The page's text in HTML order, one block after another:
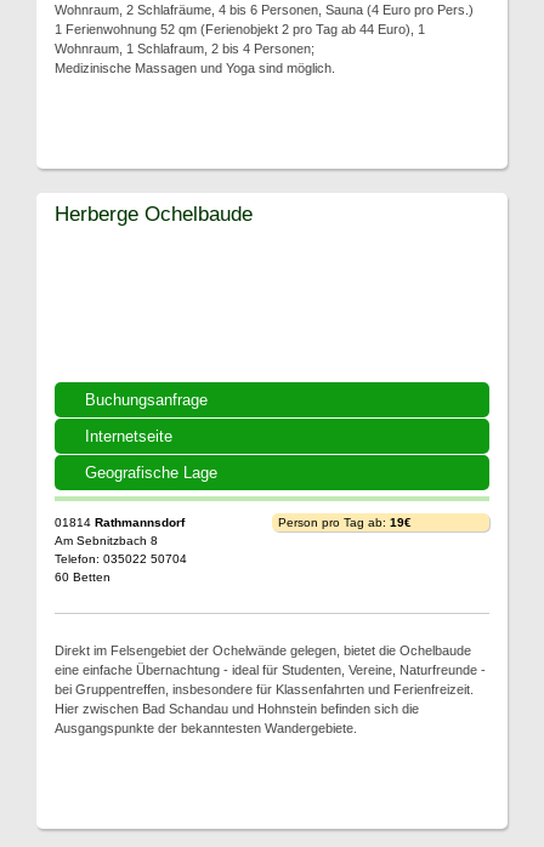
Wohnraum, 2 Schlafräume, 4 bis 6 Personen, Sauna (4 Euro pro Pers.)
1 Ferienwohnung 52 qm (Ferienobjekt 2 pro Tag ab 44 Euro), 1
Wohnraum, 1 Schlafraum, 2 bis 4 Personen;
Medizinische Massagen und Yoga sind möglich.
Buchungsanfrage
Internetseite
Geografische Lage
Herberge Ochelbaude
01814 Rathmannsdorf
Am Sebnitzbach 8
Telefon: 035022 50704
60 Betten
Person pro Tag ab: 19€
Direkt im Felsengebiet der Ochelwände gelegen, bietet die Ochelbaude
eine einfache Übernachtung - ideal für Studenten, Vereine, Naturfreunde -
bei Gruppentreffen, insbesondere für Klassenfahrten und Ferienfreizeit.
Hier zwischen Bad Schandau und Hohnstein befinden sich die
Ausgangspunkte der bekanntesten Wandergebiete.